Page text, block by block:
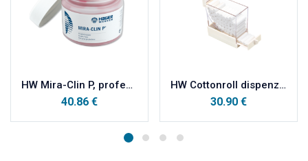
HW Mira-Clin P, profesionalna pasta za poliranje i aproksimalno čišćenje 250g
40.86 €
HW Cottonroll dispenzer za vaterole
30.90 €